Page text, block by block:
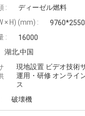
:
ディーゼル燃料
× H) (mm) :
:
16000
湖北,中国
現地設置 ビデオ技術
運用・研修 オンライ
ス
破壊機